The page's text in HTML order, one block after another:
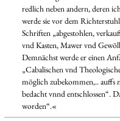
redlich neben andern, deren
werde sie vor dem
Schriften „abgestohlen,
vnd Kasten, Mawer vnd
Demnächst werde er einen
„Cabalischen vnd
möglich zubekommen,.. auffs
bedacht vnnd entschlossen“.
worden“.«